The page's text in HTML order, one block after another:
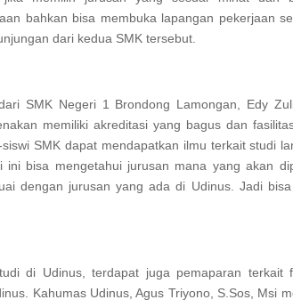
bahkan bisa membuka lapangan pekerjaan
dari kedua SMK tersebut.
SMK Negeri 1 Brondong Lamongan, Edy
memiliki akreditasi yang bagus dan
SMK dapat mendapatkan ilmu terkait studi
ini bisa mengetahui jurusan mana yang akan
dengan jurusan yang ada di Udinus. Jadi
di Udinus, terdapat juga pemaparan terkait
Kahumas Udinus, Agus Triyono, S.Sos, Msi